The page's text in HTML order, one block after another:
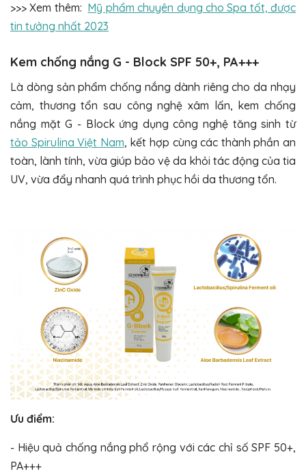
>>> Xem thêm: Mỹ phẩm chuyên dụng cho Spa tốt, được
tin tưởng nhất 2023
Kem chống nắng G - Block SPF 50+, PA+++
Là dòng sản phẩm chống nắng dành riêng cho da nhạy
cảm, thương tổn sau công nghệ xâm lấn, kem chống
nắng mặt G - Block ứng dụng công nghệ tăng sinh từ
tảo Spirulina Việt Nam, kết hợp cùng các thành phần an
toàn, lành tính, vừa giúp bảo vệ da khỏi tác động của tia
UV, vừa đẩy nhanh quá trình phục hồi da thương tổn.
Ưu điểm:
- Hiệu quả chống nắng phổ rộng với các chỉ số SPF 50+,
PA+++